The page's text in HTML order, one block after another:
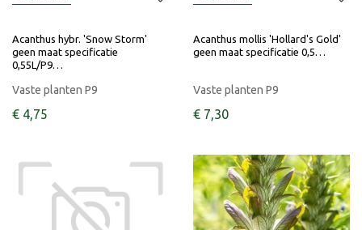
Acanthus hybr. 'Snow Storm'
geen maat specificatie
0,55L/P9…
Vaste planten P9
€ 4,75
Acanthus mollis 'Hollard's Gold'
geen maat specificatie 0,5…
Vaste planten P9
€ 7,30